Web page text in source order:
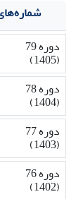
دوره 79
(1405)
دوره 78
(1404)
دوره 77
(1403)
دوره 76
(1402)